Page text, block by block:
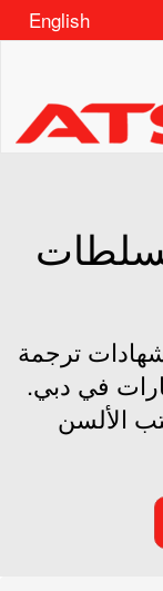
English
ترجمة
في دبي.
الألسن